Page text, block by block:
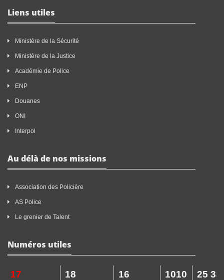
Liens utiles
Ministère de la Sécurité
Ministère de la Justice
Académie de Police
ENP
Douanes
ONI
Interpol
Au délà de nos missions
Association des Policière
AS Police
Le grenier de Talent
Numéros utiles
17 18 16 1010 25 33